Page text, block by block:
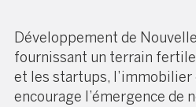
Développement de
fournissant un terrain
et les startups, l’immobilier
encourage l’émergence de